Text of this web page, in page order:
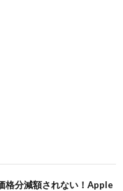
格分減額されない！Apple